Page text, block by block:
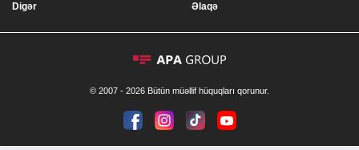
Digər Əlaqə
© 2007 - 2026 Bütün müəllif hüquqları qorunur.